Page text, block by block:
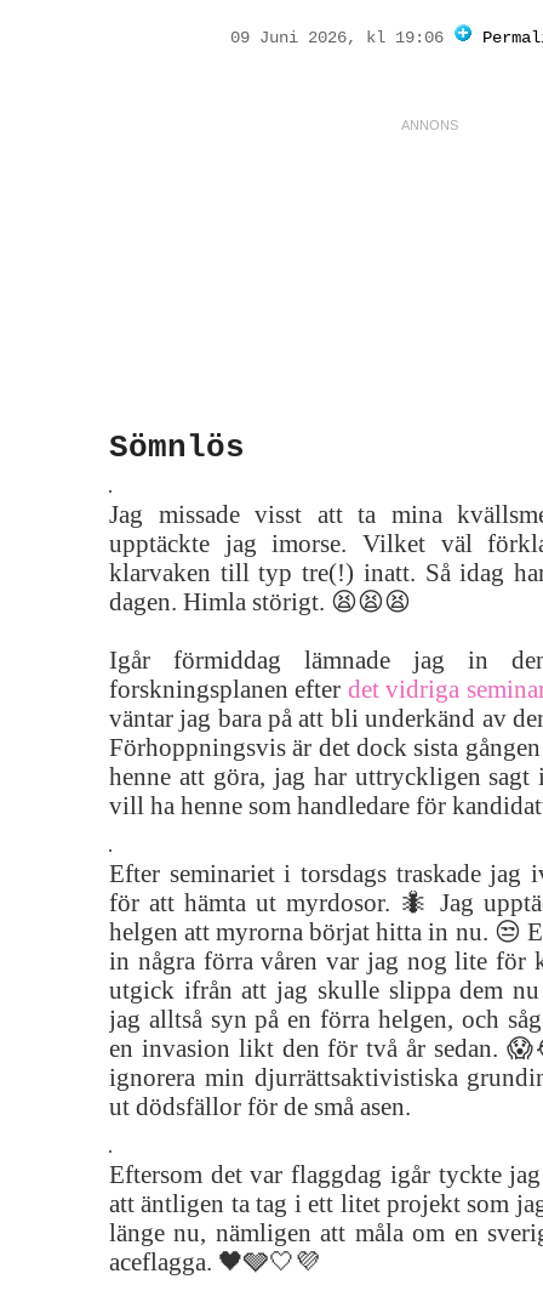
09 Juni 2026, kl 19:06
Sömnlös
Jag missade visst att ta mina
upptäckte jag imorse. Vilket väl
klarvaken till typ tre(!) inatt. Så idag
dagen. Himla störigt. 😫😫😫
Igår förmiddag lämnade jag in den
forskningsplanen efter det vidriga
väntar jag bara på att bli underkänd av
Förhoppningsvis är det dock sista
henne att göra, jag har uttryckligen
vill ha henne som handledare för
Efter seminariet i torsdags traskade jag
för att hämta ut myrdosor. 🐜 Jag
helgen att myrorna börjat hitta in nu. 😒
in några förra våren var jag nog lite för
utgick ifrån att jag skulle slippa dem
jag alltså syn på en förra helgen, och
en invasion likt den för två år sedan.
ignorera min djurrättsaktivistiska
ut dödsfällor för de små asen.
Eftersom det var flaggdag igår tyckte
att äntligen ta tag i ett litet projekt som
länge nu, nämligen att måla om en
aceflagga. 🖤🩶🤍💜